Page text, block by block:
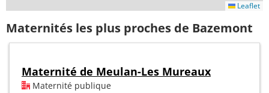
Leaflet
Maternités les plus proches de Bazemont
Maternité de Meulan-Les Mureaux
Maternité publique